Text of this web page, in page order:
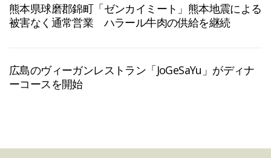
熊本県球磨郡錦町「ゼンカイミート」熊本地震による
被害なく通常営業 ハラール牛肉の供給を継続
広島のヴィーガンレストラン「JoGeSaYu」がディナ
ーコースを開始